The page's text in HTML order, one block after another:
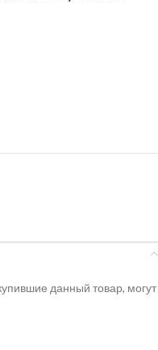
данный товар, могут